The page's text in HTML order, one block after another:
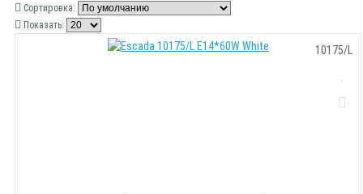
Сортировка:
Показать:
10175/L